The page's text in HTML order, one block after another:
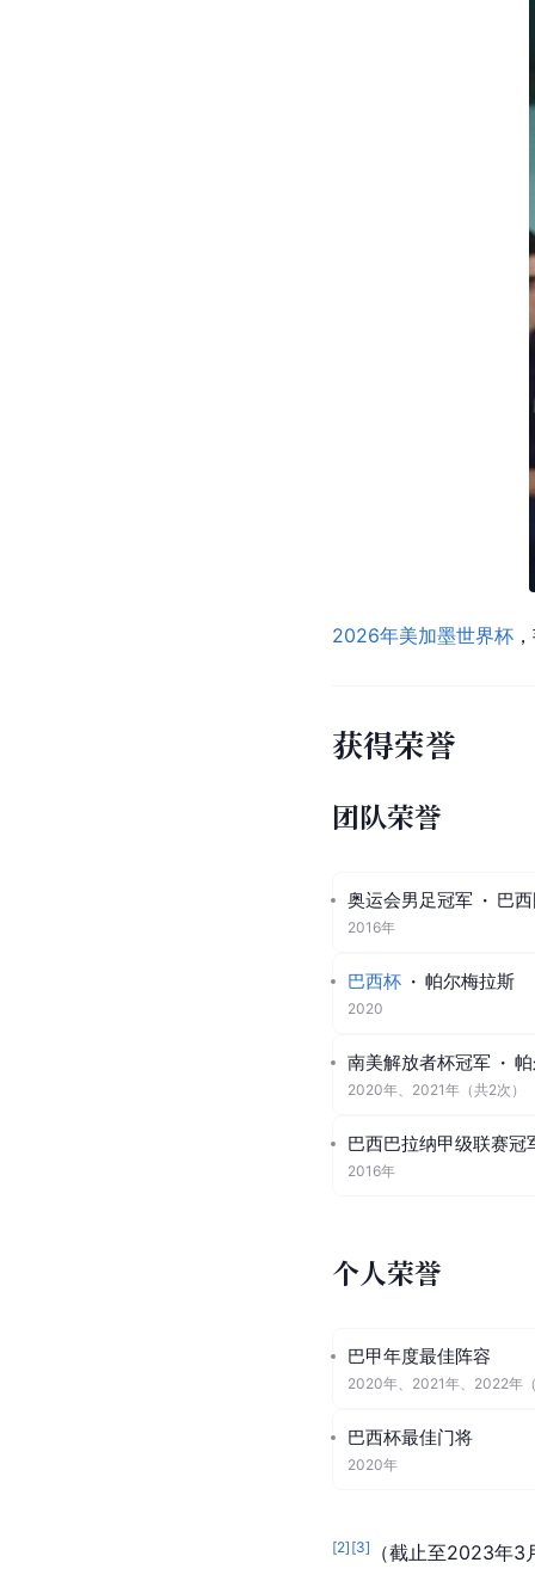
2026年美加墨世界杯
获得荣誉
团队荣誉
奥运会男足冠军 · 巴
2016年
巴西杯 · 帕尔梅拉斯
2020
南美解放者杯冠军 ·
2020年、 2021年 （共2次）
巴西巴拉纳甲级联赛冠
2016年
个人荣誉
巴甲年度最佳阵容
2020年、 2021年、 2022年
巴西杯最佳门将
2020年
[2] [3] （截止至2023年3